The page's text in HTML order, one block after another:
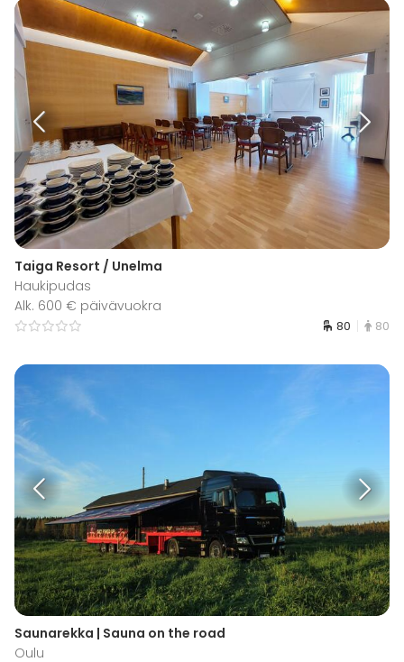
Taiga Resort / Unelma
Haukipudas
Alk. 600 € päivävuokra
80 80
Saunarekka | Sauna on the road
Oulu